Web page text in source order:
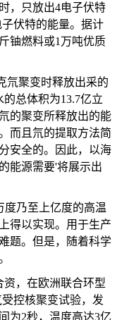
，只放出4电子伏特
子伏特的能量。据计
铀燃料或1 万吨优质
氘聚变时释放出采的
的总体积为13.7亿立
的聚变所释放出的能
而且氘的提取方法简
安全的。因此，以海
能源需要'将展示出
度乃至上亿度的高温
得以实现。用于生产
题。但是，随着科学
资，在欧洲联合环型
受控核聚变试验，发
为2秒，温度高达3亿